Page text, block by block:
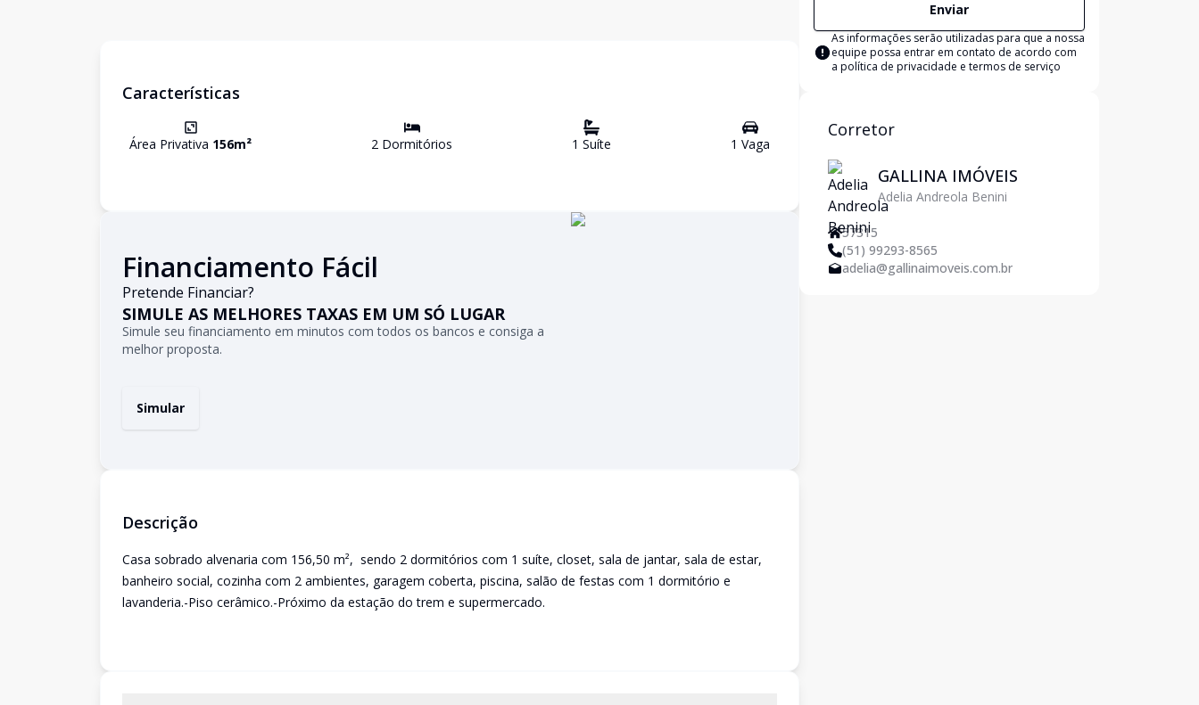
Características
Área Privativa 156m² 2 Dormitórios 1 Suíte 1 Vaga
Financiamento Fácil
Pretende Financiar?
SIMULE AS MELHORES TAXAS EM UM SÓ LUGAR
Simule seu financiamento em minutos com todos os bancos e consiga a
melhor proposta.
Simular
Descrição
Casa sobrado alvenaria com 156,50 m², sendo 2 dormitórios com 1 suíte, closet, sala de jantar, sala de estar,
banheiro social, cozinha com 2 ambientes, garagem coberta, piscina, salão de festas com 1 dormitório e
lavanderia.-Piso cerâmico.-Próximo da estação do trem e supermercado.
Enviar
As informações serão utilizadas para que a nossa
equipe possa entrar em contato de acordo com
a política de privacidade e termos de serviço
Corretor
GALLINA IMÓVEIS
Adelia Andreola Benini
57315
(51) 99293-8565
adelia@gallinaimoveis.com.br